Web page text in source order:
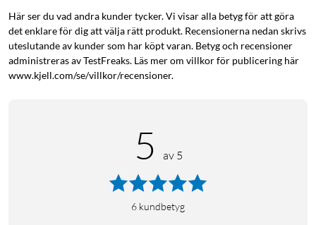
Sammanfattning
Bekväma och hopfällbara Bluetooth-hörlurar i over-ear-
design med aktiv brusreducering, lång batteritid och
stöd för högupplöst ljud.
Hopfällbar och portabel design, hörlurarna tar minimalt
med plats och är lätta att ta med på resor och när du
Sköna att ha på – låg vikt i kombination med mjuka,
justerbara öronkåpor och ett vadderat huvudband gör
Här ser du vad andra kunder tycker. Vi visar alla betyg för att göra
det enklare för dig att välja rätt produkt. Recensionerna nedan skrivs
uteslutande av kunder som har köpt varan. Betyg och recensioner
administreras av TestFreaks. Läs mer om villkor för publicering här
www.kjell.com/se/villkor/recensioner.
5 av 5
6 kundbetyg